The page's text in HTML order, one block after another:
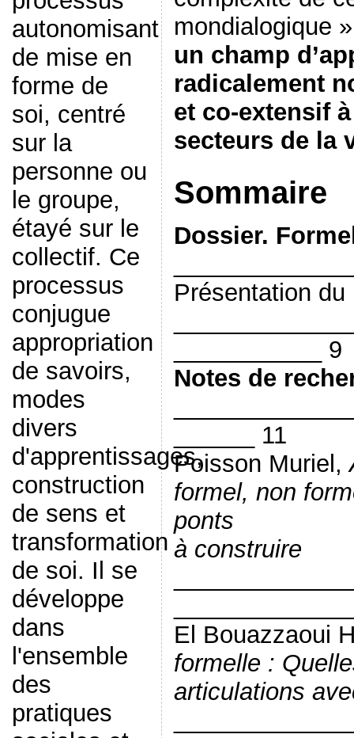
autonomisant
de mise en
forme de
soi, centré
sur la
personne ou
le groupe,
étayé sur le
collectif. Ce
processus
conjugue
appropriation
de savoirs,
modes
divers
d'apprentissages,
construction
de sens et
transformation
de soi. Il se
développe
dans
l'ensemble
des
pratiques
mondialogique
un champ
radicalement
et co-extensif
secteurs de la
Sommaire
Dossier.
Présentation du
___________ 9
Notes de
______ 11
Poisson Muriel,
formel, non
ponts
à construire
El Bouazzaoui
formelle :
articulations